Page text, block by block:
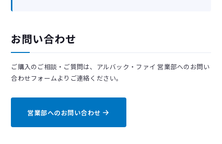
お問い合わせ
ご購入のご相談・ご質問は、アルバック・ファイ 営業部へのお問い
合わせフォームよりご連絡ください。
営業部へのお問い合わせ